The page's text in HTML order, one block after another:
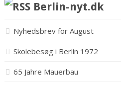
Berlin-nyt.dk
Nyhedsbrev for August
Skolebesøg i Berlin 1972
65 Jahre Mauerbau